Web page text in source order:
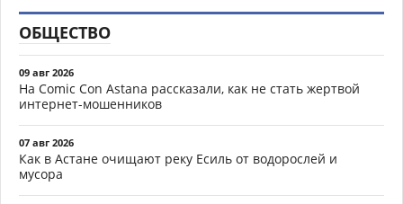
ОБЩЕСТВО
09 авг 2026
На Comic Con Astana рассказали, как не стать жертвой
интернет-мошенников
07 авг 2026
Как в Астане очищают реку Есиль от водорослей и
мусора